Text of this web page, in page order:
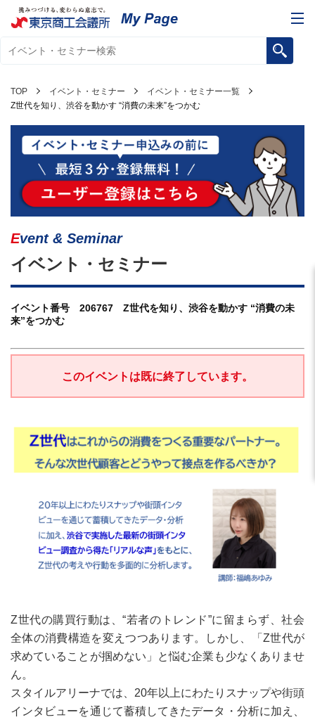
TOP イベント・セミナー
イベント・セミナー一覧
Z世代を知り、渋谷を動かす “消費の未来”をつかむ
Event & Seminar
イベント・セミナー
イベント番号 206767 Z世代を知り、渋谷を動かす “消費の未
来”をつかむ
このイベントは既に終了しています。
Z世代の購買行動は、“若者のトレンド”に留まらず、社会
全体の消費構造を変えつつあります。しかし、「Z世代が
求めていることが掴めない」と悩む企業も少なくありませ
ん。
スタイルアリーナでは、20年以上にわたりスナップや街頭
インタビューを通じて蓄積してきたデータ・分析に加え、